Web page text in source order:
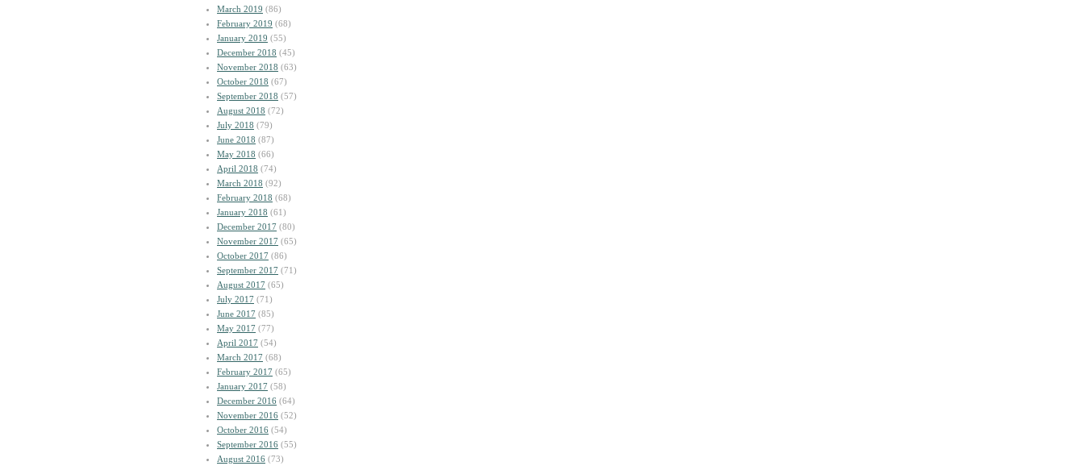
March 2019 (86)
February 2019 (68)
January 2019 (55)
December 2018 (45)
November 2018 (63)
October 2018 (67)
September 2018 (57)
August 2018 (72)
July 2018 (79)
June 2018 (87)
May 2018 (66)
April 2018 (74)
March 2018 (92)
February 2018 (68)
January 2018 (61)
December 2017 (80)
November 2017 (65)
October 2017 (86)
September 2017 (71)
August 2017 (65)
July 2017 (71)
June 2017 (85)
May 2017 (77)
April 2017 (54)
March 2017 (68)
February 2017 (65)
January 2017 (58)
December 2016 (64)
November 2016 (52)
October 2016 (54)
September 2016 (55)
August 2016 (73)